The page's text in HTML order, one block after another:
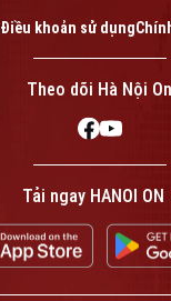
Tòa soạn
Điều khoản sử dụng
Theo dõi Hà Nội On
Tải ngay HANOI ON